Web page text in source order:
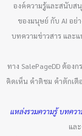
องค์ความรู้และสนับส
ของมนุษย์ กับ AI อย่
บทความข่าวสาร และ
ทาง SalePageDD ต้อ
คิดเห็น คำติชม คำตักเตื
แหล่งรวมความรู้ บทควา
แล